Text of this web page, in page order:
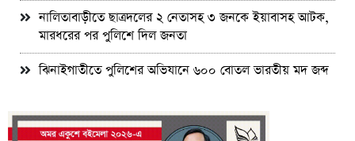
নালিতাবাড়ীতে ছাত্রদলের ২ নেতাসহ ৩ জনকে ইয়াবাসহ আটক,
মারধরের পর পুলিশে দিল জনতা
ঝিনাইগাতীতে পুলিশের অভিযানে ৬০০ বোতল ভারতীয় মদ জব্দ